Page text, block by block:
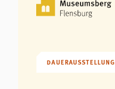
DAUERAUSSTELLUNG